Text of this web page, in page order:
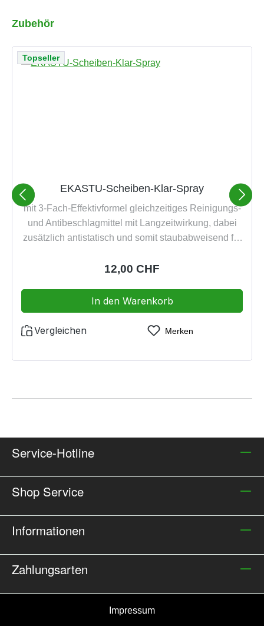
Produktgalerie überspringen
Zubehör
Topseller
EKASTU-Scheiben-Klar-Spray
mit 3-Fach-Effektivformel gleichzeitiges Reinigungs-
und Antibeschlagmittel mit Langzeitwirkung, dabei
zusätzlich antistatisch und somit staubabweisend für
Materialverträglichkeit keine Rückstände auf dem
Alkohol-, Wachs- und Silikonfrei umweltverträgliches
Pumpspray und biologisch abbaubar Inhalt: 100 ml
Regulärer Preis:
12,00 CHF
In den Warenkorb
Vergleichen Merken
Service-Hotline
Shop Service
Informationen
Zahlungsarten
Impressum